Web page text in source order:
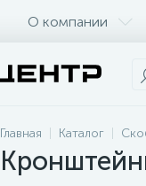
О компании
Главная Каталог